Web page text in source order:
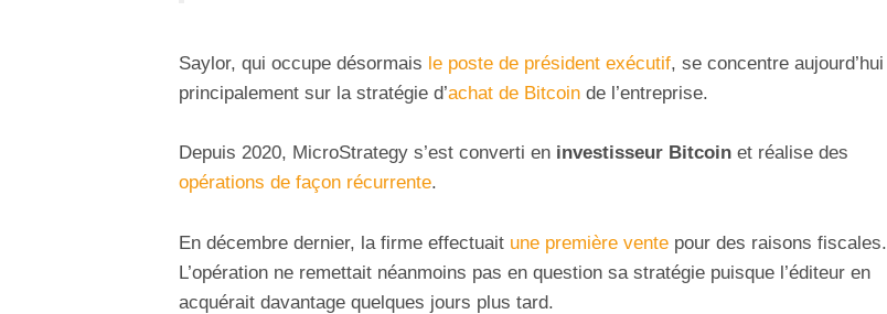
Saylor, qui occupe désormais le poste de président exécutif, se concentre aujourd’hui
principalement sur la stratégie d’achat de Bitcoin de l’entreprise.
Depuis 2020, MicroStrategy s’est converti en investisseur Bitcoin et réalise des
opérations de façon récurrente.
En décembre dernier, la firme effectuait une première vente pour des raisons fiscales.
L’opération ne remettait néanmoins pas en question sa stratégie puisque l’éditeur en
acquérait davantage quelques jours plus tard.